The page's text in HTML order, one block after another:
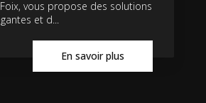
vous propose des solutions
et d...
En savoir plus